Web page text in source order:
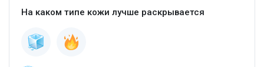
На каком типе кожи лучше раскрывается